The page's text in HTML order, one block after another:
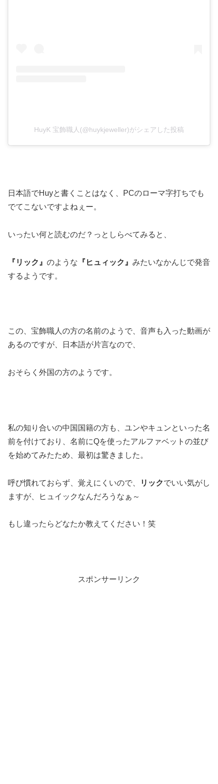
HuyK 宝飾職人(@huykjeweller)がシェアした投稿
日本語でHuyと書くことはなく、PCのローマ字打ちでも
でてこないですよねぇー。
いったい何と読むのだ？っとしらべてみると、
『リック』 のような 『ヒュィック』 みたいなかんじで発音
するようです。
この、宝飾職人の方の名前のようで、音声も入った動画が
あるのですが、日本語が片言なので、
おそらく外国の方のようです。
私の知り合いの中国国籍の方も、ユンやキュンといった名
前を付けており、名前にQを使ったアルファベットの並び
を始めてみたため、最初は驚きました。
呼び慣れておらず、覚えにくいので、 リックでいい気がし
ますが、ヒュイックなんだろうなぁ～
もし違ったらどなたか教えてください！笑
スポンサーリンク